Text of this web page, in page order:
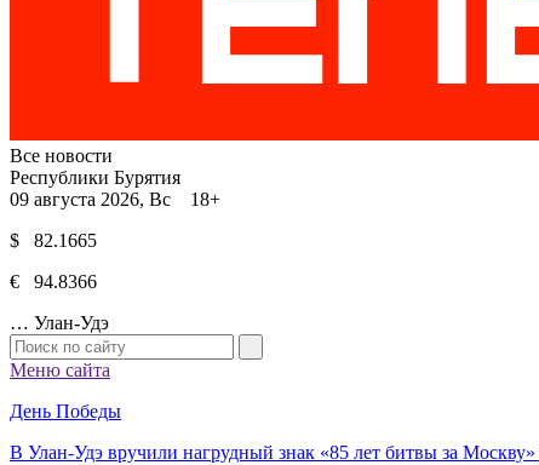
Все новости
Республики Бурятия
09 августа 2026, Вс 18+
$ 82.1665
€ 94.8366
… Улан-Удэ
Меню сайта
День Победы
В Улан-Удэ вручили нагрудный знак «85 лет битвы за